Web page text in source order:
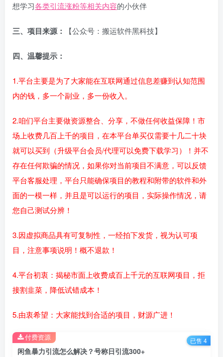
想学习各类引流涨粉等相关内容的小伙伴
三、项目来源： 【公众号：搬运软件黑科技】
四、温馨提示：
1.平台主要是为了大家能在互联网通过信息差赚到认知范围
内的钱，多一个副业，多一份收入。
2.咱们平台主要做资源整合、分享，不做任何收益保障！市
场上收费几百上千的项目，在本平台单买仅需要十几二十块
就可以买到（升级平台会员/代理可以免费下载学习）！并不
存在任何欺骗的情况，如果你对当前项目不满意，可以反馈
平台客服处理，平台只能确保项目的教程和附带的软件和外
面的一模一样，并且是可以运行的项目，实际操作情况，请
您自己测试分辨！
3.因虚拟商品具有可复制性，一经拍下发货，视为认可项
目，注意事项说明！概不退款！
4.平台初衷：揭秘市面上收费成百上千元的互联网项目，拒
接割韭菜，降低试错成本！
5.由衷希望：大家能找到合适的项目，财源广进！
闲鱼暴力引流怎么解决？号称日引流300+
付费资源 已售 4